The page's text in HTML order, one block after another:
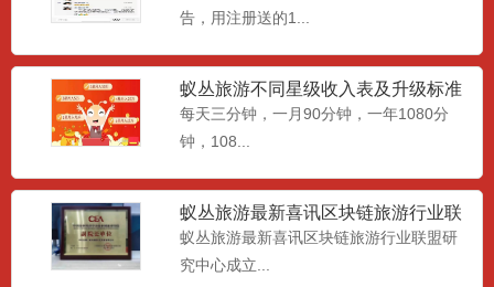
告，用注册送的1...
蚁丛旅游不同星级收入表及升级标准
条件
每天三分钟，一月90分钟，一年1080分
钟，108...
蚁丛旅游最新喜讯区块链旅游行业联
盟研究中心成立
蚁丛旅游最新喜讯区块链旅游行业联盟研
究中心成立...